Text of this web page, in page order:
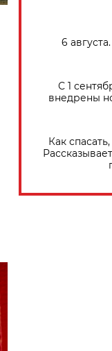
6
С 1
внедрены
Как